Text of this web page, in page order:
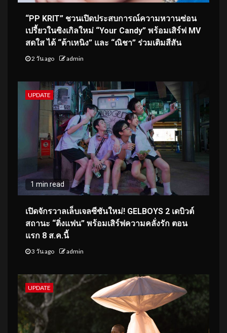
“PP KRIT” ชวนเปิดประสบการณ์ความหวานซ่อน
เปรี้ยวในซิงเกิลใหม่ “Your Candy” พร้อมเสิร์ฟ MV
สดใส ได้ “ต้าเหนิง” และ “ณิชา” ร่วมเติมสีสัน
2 วัน ago admin
UPDATE
1 min read
เปิดจักรวาลเล็บเจลซีซันใหม่! GELBOYS 2 เดบิวต์
สถานะ “ติ่งแฟน” พร้อมเสิร์ฟความคลั่งรัก ตอน
แรก 8 ส.ค.นี้
3 วัน ago admin
UPDATE